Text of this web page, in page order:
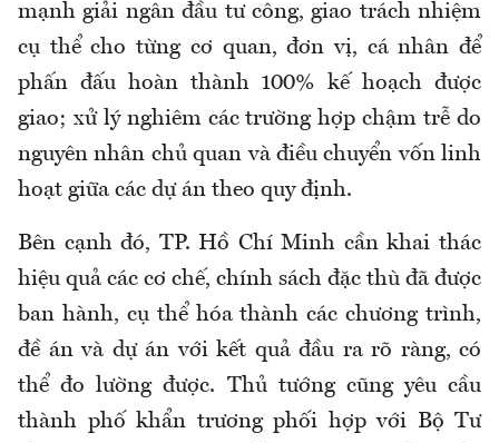
mạnh giải ngân đầu tư công, giao trách nhiệm
cụ thể cho từng cơ quan, đơn vị, cá nhân để
phấn đấu hoàn thành 100% kế hoạch được
giao; xử lý nghiêm các trường hợp chậm trễ do
nguyên nhân chủ quan và điều chuyển vốn linh
hoạt giữa các dự án theo quy định.
Bên cạnh đó, TP. Hồ Chí Minh cần khai thác
hiệu quả các cơ chế, chính sách đặc thù đã được
ban hành, cụ thể hóa thành các chương trình,
đề án và dự án với kết quả đầu ra rõ ràng, có
thể đo lường được. Thủ tướng cũng yêu cầu
thành phố khẩn trương phối hợp với Bộ Tư